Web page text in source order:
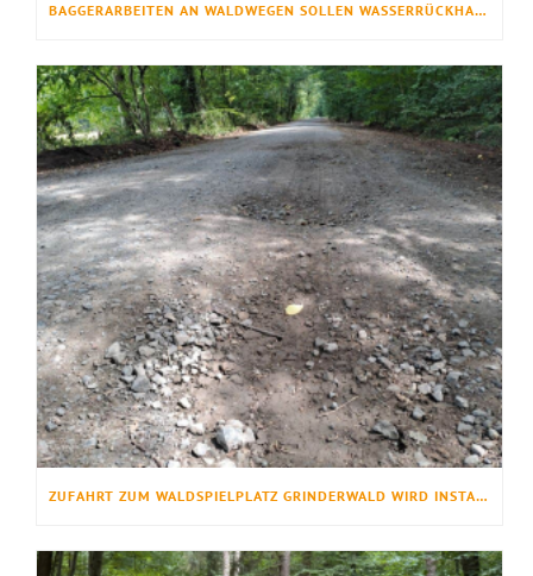
BAGGERARBEITEN AN WALDWEGEN SOLLEN WASSERRÜCKHALT VERBESSERN
ZUFAHRT ZUM WALDSPIELPLATZ GRINDERWALD WIRD INSTANDGESETZT